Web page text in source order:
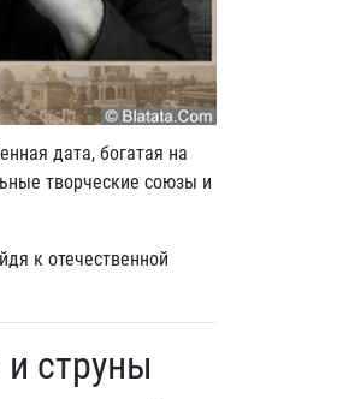
дата, богатая на
творческие союзы и
к отечественной
струны